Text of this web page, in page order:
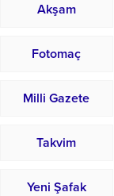
Akşam
Fotomaç
Milli Gazete
Takvim
Yeni Şafak